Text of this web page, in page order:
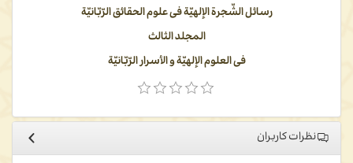
رسائل الشّجرة الإلهیّة فی علوم الحقائق الرّبّانیّة
المجلد الثالث
فی العلوم الإلهیّة و الأسرار الرّبّانیّة
نظرات کاربران